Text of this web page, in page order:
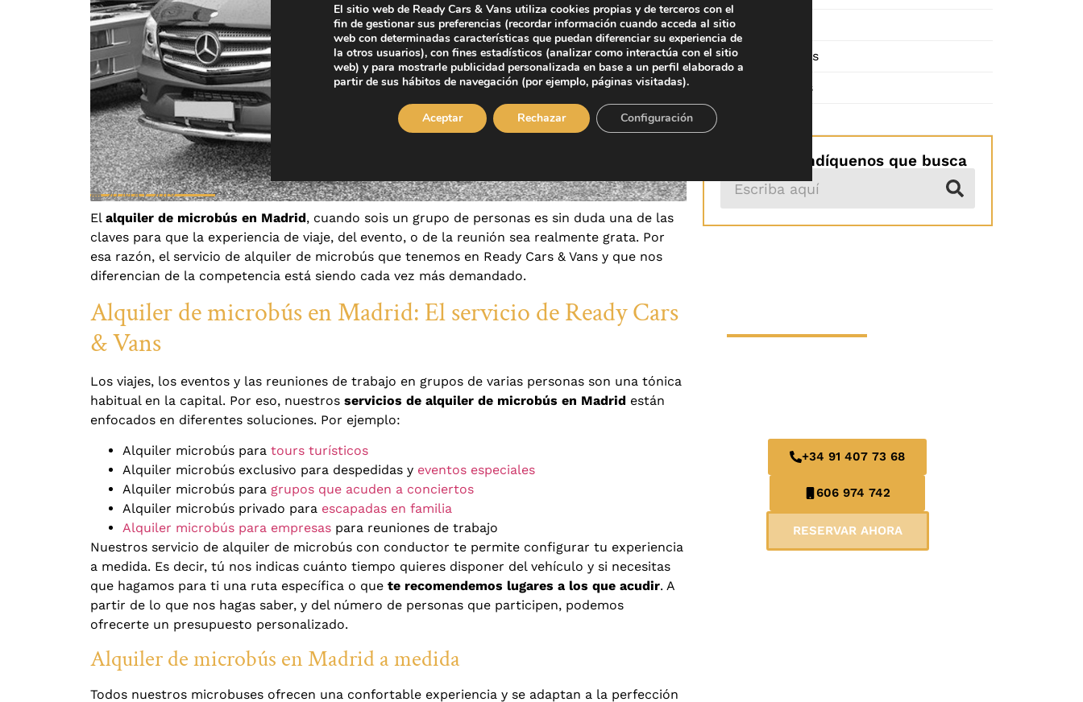
20 MAY 2019
El alquiler de microbús en Madrid, cuando sois un grupo de personas es sin duda una de las
claves para que la experiencia de viaje, del evento, o de la reunión sea realmente grata. Por
esa razón, el servicio de alquiler de microbús que tenemos en Ready Cars & Vans y que nos
diferencian de la competencia está siendo cada vez más demandado.
Alquiler de microbús en Madrid: El servicio de Ready Cars
& Vans
Los viajes, los eventos y las reuniones de trabajo en grupos de varias personas son una tónica
habitual en la capital. Por eso, nuestros servicios de alquiler de microbús en Madrid están
enfocados en diferentes soluciones. Por ejemplo:
Alquiler microbús para tours turísticos
Alquiler microbús exclusivo para despedidas y eventos especiales
Alquiler microbús para grupos que acuden a conciertos
Alquiler microbús privado para escapadas en familia
Alquiler microbús para empresas para reuniones de trabajo
Nuestros servicio de alquiler de microbús con conductor te permite configurar tu experiencia
a medida. Es decir, tú nos indicas cuánto tiempo quieres disponer del vehículo y si necesitas
que hagamos para ti una ruta específica o que te recomendemos lugares a los que acudir. A
partir de lo que nos hagas saber, y del número de personas que participen, podemos
ofrecerte un presupuesto personalizado.
Alquiler de microbús en Madrid a medida
Todos nuestros microbuses ofrecen una confortable experiencia y se adaptan a la perfección
Particulares
Ready Cars
Por favor indíquenos que busca
RESERVA AHORA
LE OFRECEMOS UN SERVICIO DE
+34 91 407 73 68
606 974 742
RESERVAR AHORA
El sitio web de Ready Cars & Vans utiliza cookies propias y de terceros con el
fin de gestionar sus preferencias (recordar información cuando acceda al sitio
web con determinadas características que puedan diferenciar su experiencia de
la otros usuarios), con fines estadísticos (analizar como interactúa con el sitio
web) y para mostrarle publicidad personalizada en base a un perfil elaborado a
partir de sus hábitos de navegación (por ejemplo, páginas visitadas).
Aceptar Rechazar Configuración